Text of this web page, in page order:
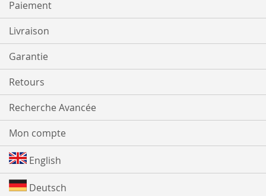
Paiement
Livraison
Garantie
Retours
Recherche Avancée
Mon compte
English
Deutsch